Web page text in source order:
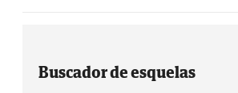
Buscador de esquelas